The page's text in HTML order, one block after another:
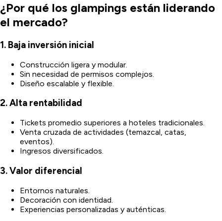
¿Por qué los glampings están liderando
el mercado?
1. Baja inversión inicial
Construcción ligera y modular.
Sin necesidad de permisos complejos.
Diseño escalable y flexible.
2. Alta rentabilidad
Tickets promedio superiores a hoteles tradicionales.
Venta cruzada de actividades (temazcal, catas,
eventos).
Ingresos diversificados.
3. Valor diferencial
Entornos naturales.
Decoración con identidad.
Experiencias personalizadas y auténticas.